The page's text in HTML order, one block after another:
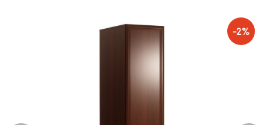
-2%